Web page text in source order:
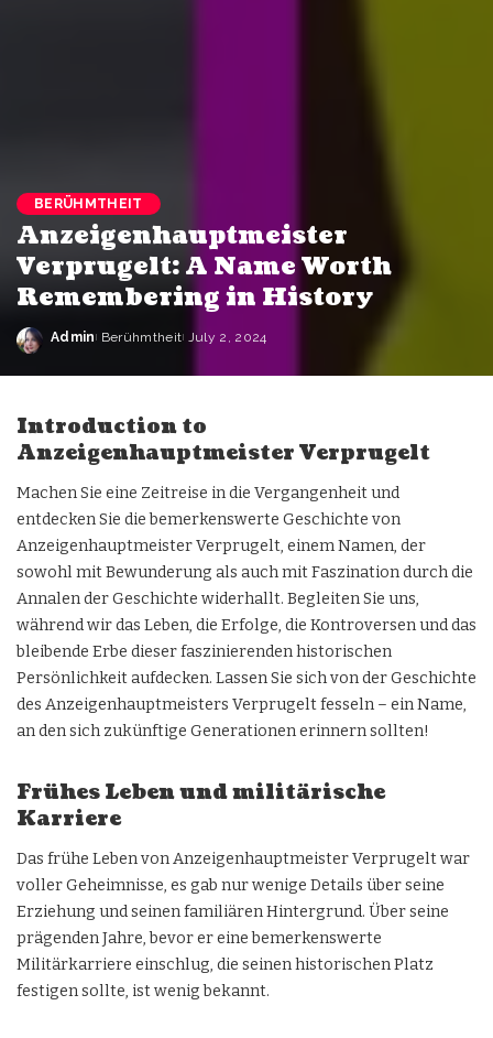
BERÜHMTHEIT
Anzeigenhauptmeister
Verprugelt: A Name Worth
Remembering in History
Admin Berühmtheit July 2, 2024
Introduction to
Anzeigenhauptmeister Verprugelt
Machen Sie eine Zeitreise in die Vergangenheit und
entdecken Sie die bemerkenswerte Geschichte von
Anzeigenhauptmeister Verprugelt, einem Namen, der
sowohl mit Bewunderung als auch mit Faszination durch die
Annalen der Geschichte widerhallt. Begleiten Sie uns,
während wir das Leben, die Erfolge, die Kontroversen und das
bleibende Erbe dieser faszinierenden historischen
Persönlichkeit aufdecken. Lassen Sie sich von der Geschichte
des Anzeigenhauptmeisters Verprugelt fesseln – ein Name,
an den sich zukünftige Generationen erinnern sollten!
Frühes Leben und militärische
Karriere
Das frühe Leben von Anzeigenhauptmeister Verprugelt war
voller Geheimnisse, es gab nur wenige Details über seine
Erziehung und seinen familiären Hintergrund. Über seine
prägenden Jahre, bevor er eine bemerkenswerte
Militärkarriere einschlug, die seinen historischen Platz
festigen sollte, ist wenig bekannt.